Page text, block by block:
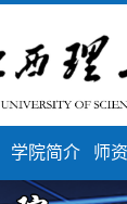
学院简介 师